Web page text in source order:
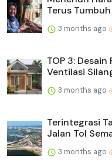
Terus Tumbuh
3 months ago
TOP 3:
Ventilasi
3 months ago
Terintegrasi
Jalan Tol
3 months ago